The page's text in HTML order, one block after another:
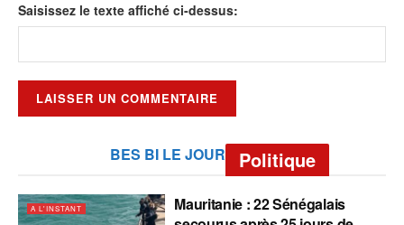
Saisissez le texte affiché ci-dessus:
BES BI LE JOUR Politique
A L'INSTANT
Mauritanie : 22 Sénégalais